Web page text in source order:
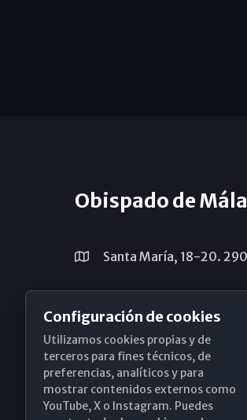
Obispado de
Santa María, 18-20.
(+34) 952 224 386
Configuración de cookies
Utilizamos cookies propias y de
terceros para fines técnicos, de
preferencias, analíticos y para
mostrar contenidos externos como
YouTube, X o Instagram. Puedes